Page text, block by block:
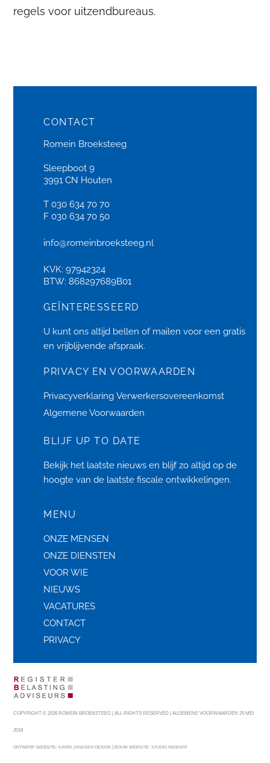
regels voor uitzendbureaus.
CONTACT
Romein Broeksteeg
Sleepboot 9
3991 CN Houten
T 030 634 70 70
F 030 634 70 50
info@romeinbroeksteeg.nl
KVK: 97942324
BTW: 868297689B01
GEÏNTERESSEERD
U kunt ons altijd bellen of mailen voor een gratis
en vrijblijvende afspraak.
PRIVACY EN VOORWAARDEN
Privacyverklaring Verwerkersovereenkomst
Algemene Voorwaarden
BLIJF UP TO DATE
Bekijk het laatste nieuws en blijf zo altijd op de
hoogte van de laatste fiscale ontwikkelingen.
MENU
ONZE MENSEN
ONZE DIENSTEN
VOOR WIE
NIEUWS
VACATURES
CONTACT
PRIVACY
COPYRIGHT © 2026 ROMEIN BROEKSTEEG | ALL RIGHTS RESERVED |ALGEMENE VOORWAARDEN 25 MEI
2018
ONTWERP WEBSITE:KARIN JANSSEN DESIGN |BOUW WEBSITE:STUDIO WEBAPP